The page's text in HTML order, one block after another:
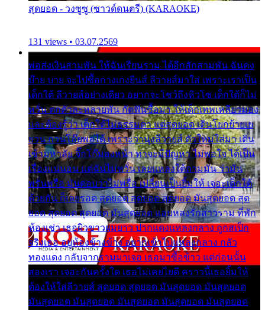
สุดยอด - วงซูซู (ซาวด์ดนตรี) (KARAOKE)
131 views • 03.07.2569
พ่อส่งเงินสามพัน ให้ฉันเรียนราม ได้อีกสักสามพัน ฉันคง
บ๊าย บาย จะไปซื้อกางเกงยีนส์ ลีวายส์มาใส่ เพราะเราเป็น
เด็กใต้ ลีวายส์อย่างเดียว อยากจะโชว์ถึงหิวโซ เด็กใต้ก็ไม่
หวั่น ตกตัวละหลายพัน กัดฟันซื้อมา ให้เด็กเทพเหลียวมอง
และต้องรู้ว่า เด็กใต้ไม่ธรรมดา แต่สุดยอด เดินโยกย้ายเย
ยวน กวนโอ๊ยพอได้ เพราะว่านุ่งลีวายส์ ตัวใหม่ใส่มา เดิน
เข้ามหาลัย จิ๊กโก๊มองหน้า ท่าจะมีปัญหา ไม่พอใจ ได้เป็น
เรื่องแน่นอน แต่ฉันไม่หวั่น เลยแหลงใต้ถามมัน ว่ามัน
พรั่นพรือ มันตอบว่าไม่พรื่อ เปลี่ยนเป็นยิ้มให้ เจอะเด็กใต้
ด้วยกัน ก็เลยรอด สุดยอด สุดยอด สุดยอด มันสุดยอด สุด
ยอด สุดยอด สุดยอด มันสุดยอด แอบหลงรักสาวราม ที่พัก
ห้องเช่า เธอผิวขาวผมยาว ปากแดงแหลงกลาง ถูกสเป็ก
จริงเธอ อยู่ห้องข้างข้าง อยากเข้าไปแหลงกลาง กลัว
ทองแดง กลับจากรามมาเจอ เธอมาซื้อข้าว แต่ก่อนนั้น
สองเรา เจอะกันครั้งใด เธอไม่เคยไยดี คราวนี้เธอยิ้มให้
ต้องให้ใส่ลีวายส์ สุดยอด สุดยอด มันสุดยอด มันสุดยอด
มันสุดยอด มันสุดยอด มันสุดยอด มันสุดยอด มันสุดยอด